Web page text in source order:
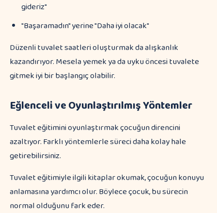
gideriz"
"Başaramadın" yerine "Daha iyi olacak"
Düzenli tuvalet saatleri oluşturmak da alışkanlık
kazandırıyor. Mesela yemek ya da uyku öncesi tuvalete
gitmek iyi bir başlangıç olabilir.
Eğlenceli ve Oyunlaştırılmış Yöntemler
Tuvalet eğitimini oyunlaştırmak çocuğun direncini
azaltıyor. Farklı yöntemlerle süreci daha kolay hale
getirebilirsiniz.
Tuvalet eğitimiyle ilgili kitaplar okumak, çocuğun konuyu
anlamasına yardımcı olur. Böylece çocuk, bu sürecin
normal olduğunu fark eder.